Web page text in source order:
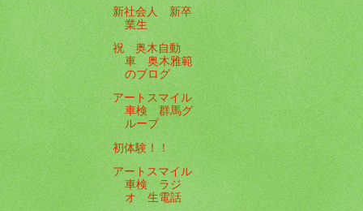
新社会人 新卒
業生
祝 奥木自動
車 奥木雅範
のブログ
アートスマイル
車検 群馬グ
ループ
初体験！！
アートスマイル
車検 ラジ
オ 生電話